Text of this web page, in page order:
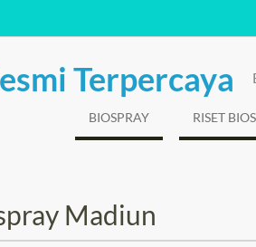
Terpercaya
BIOSPRAY RISET
Madiun